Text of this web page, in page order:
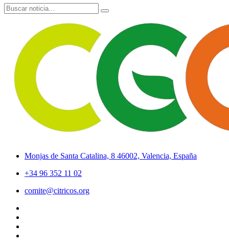
Monjas de Santa Catalina, 8 46002, Valencia, España
+34 96 352 11 02
comite@citricos.org